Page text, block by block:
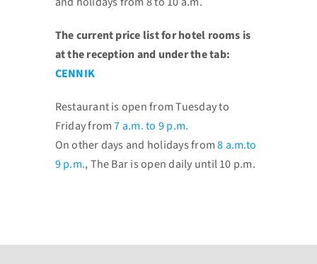
The current price list for hotel rooms is
at the reception and under the tab:
CENNIK
Restaurant is open from Tuesday to
Friday from7 a.m. to 9 p.m.
On other days and holidays from8 a.m.to
9 p.m., The Bar is open daily until 10 p.m.